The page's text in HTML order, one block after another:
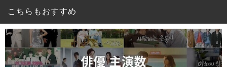
こちらもおすすめ